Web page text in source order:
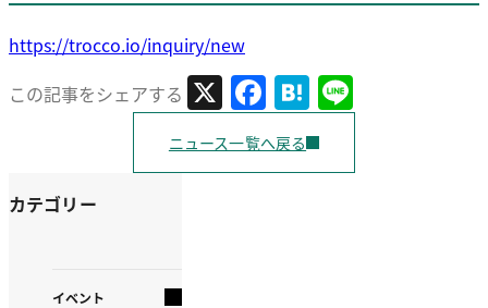
https://trocco.io/inquiry/new
この記事をシェアする
X Facebook
Hatena
ニュース一覧へ戻る
カテゴリー
イベント